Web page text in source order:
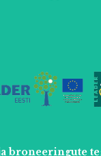
broneeringute